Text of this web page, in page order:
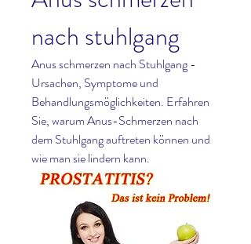
nach stuhlgang
Anus schmerzen nach Stuhlgang -
Ursachen, Symptome und
Behandlungsmöglichkeiten. Erfahren
Sie, warum Anus-Schmerzen nach
dem Stuhlgang auftreten können und
wie man sie lindern kann.